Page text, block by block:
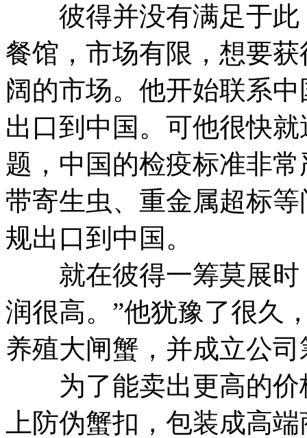
彼得并没有满足于此
餐馆，市场有限，想要
阔的市场。他开始联系
出口到中国。可他很快
题，中国的检疫标准非
带寄生虫、重金属超标
规出口到中国。
就在彼得一筹莫展时
润很高。”他犹豫了很久
养殖大闸蟹，并成立公
为了能卖出更高的价
上防伪蟹扣，包装成高